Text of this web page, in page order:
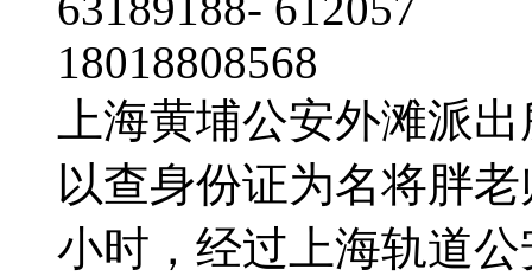
18018808568
上海黄埔公安外滩派
以查身份证为名将胖
小时，经过上海轨道